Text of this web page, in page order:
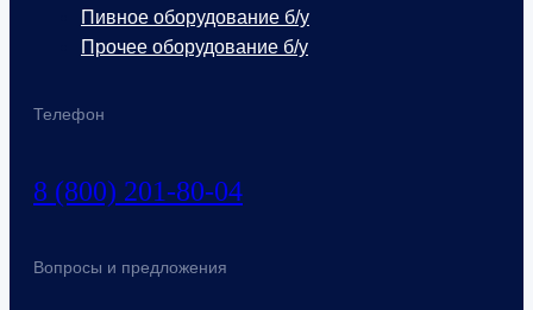
Телефон
8 (800) 201-80-04
Вопросы и предложения
Пивное оборудование б/у
Прочее оборудование б/у